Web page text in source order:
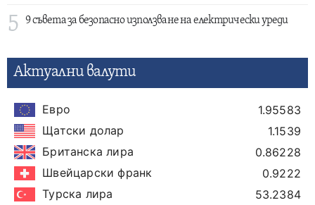
5 9 съвета за безопасно използване на електрически уреди
Актуални валути
Евро
1.95583
Щатски долар
1.1539
Британска лира
0.86228
Швейцарски франк
0.9222
Турска лира
53.2384